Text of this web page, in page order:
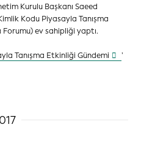
Kurulu Başkanı Saeed
Kodu Piyasayla Tanışma
Forumu) ev sahipliği yaptı.
Tanışma Etkinliği Gündemi
’